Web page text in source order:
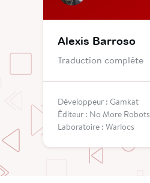
Alexis Barroso
Traduction complète
Développeur : Gamkat
Éditeur : No More Robots
Laboratoire : Warlocs